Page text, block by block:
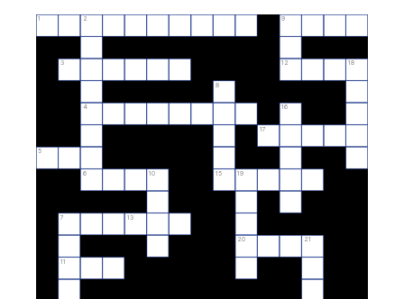
1 2 9
3 12 18
8
4 16
17
5
6 10 15 19
7 13
20 21
11